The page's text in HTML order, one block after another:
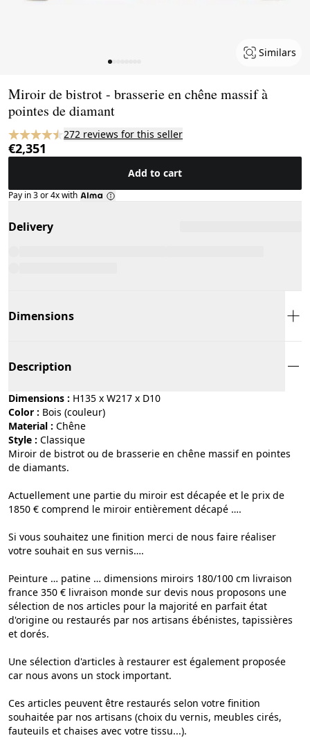
Similars
Miroir de bistrot - brasserie en chêne massif à
pointes de diamant
272 reviews for this seller
€2,351
Add to cart
Pay in 3 or 4x with
Delivery
Dimensions
Description
Dimensions : H135 x W217 x D10
Color :
bois (couleur)
Material :
chêne
Style :
classique
Miroir de bistrot ou de brasserie en chêne massif en pointes
de diamants.
Actuellement une partie du miroir est décapée et le prix de
1850 € comprend le miroir entièrement décapé ….
Si vous souhaitez une finition merci de nous faire réaliser
votre souhait en sus vernis….
Peinture … patine … dimensions miroirs 180/100 cm livraison
france 350 € livraison monde sur devis nous proposons une
sélection de nos articles pour la majorité en parfait état
d'origine ou restaurés par nos artisans ébénistes, tapissières
et dorés.
Une sélection d'articles à restaurer est également proposée
car nous avons un stock important.
Ces articles peuvent être restaurés selon votre finition
souhaitée par nos artisans (choix du vernis, meubles cirés,
fauteuils et chaises avec votre tissu...).